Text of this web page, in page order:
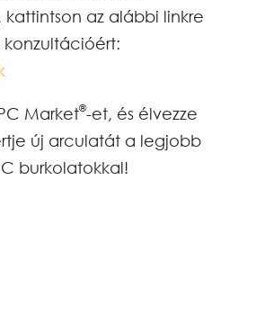
az alábbi linkre
Market®-et, és élvezze
új arculatát a legjobb
burkolatokkal!